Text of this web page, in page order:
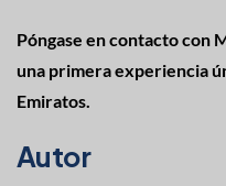
Póngase en contacto con
una primera experiencia
Emiratos.
Autor